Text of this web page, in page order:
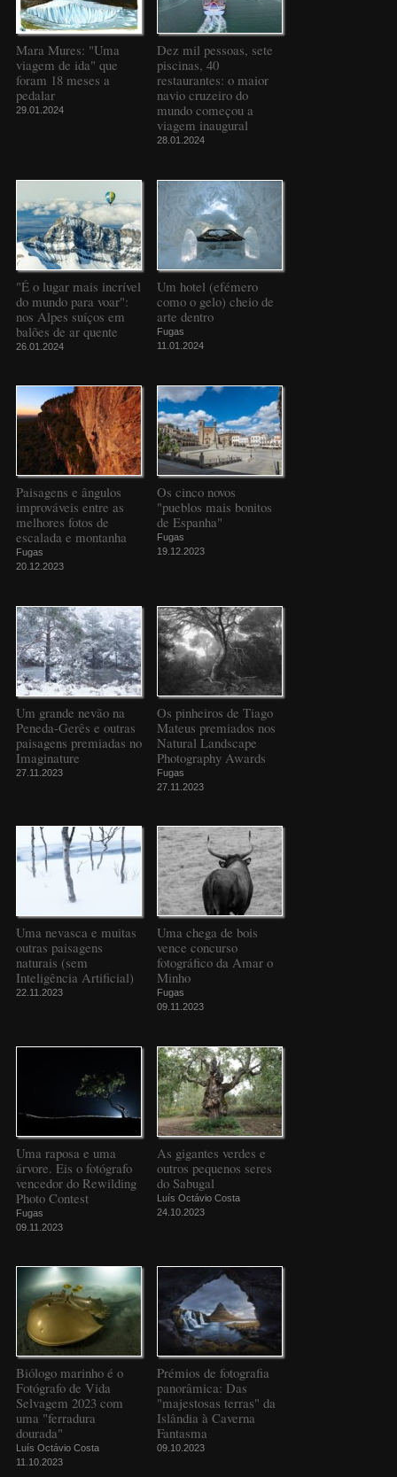
Mara Mures: "Uma
viagem de ida" que
foram 18 meses a
pedalar
29.01.2024
Dez mil pessoas, sete
piscinas, 40
restaurantes: o maior
navio cruzeiro do
mundo começou a
viagem inaugural
28.01.2024
"É o lugar mais incrível
do mundo para voar":
nos Alpes suíços em
balões de ar quente
26.01.2024
Um hotel (efémero
como o gelo) cheio de
arte dentro
Fugas
11.01.2024
Paisagens e ângulos
improváveis entre as
melhores fotos de
escalada e montanha
Fugas
20.12.2023
Os cinco novos
"pueblos mais bonitos
de Espanha"
Fugas
19.12.2023
Um grande nevão na
Peneda-Gerês e outras
paisagens premiadas no
Imaginature
27.11.2023
Os pinheiros de Tiago
Mateus premiados nos
Natural Landscape
Photography Awards
Fugas
27.11.2023
Uma nevasca e muitas
outras paisagens
naturais (sem
Inteligência Artificial)
22.11.2023
Uma chega de bois
vence concurso
fotográfico da Amar o
Minho
Fugas
09.11.2023
Uma raposa e uma
árvore. Eis o fotógrafo
vencedor do Rewilding
Photo Contest
Fugas
09.11.2023
As gigantes verdes e
outros pequenos seres
do Sabugal
Luís Octávio Costa
24.10.2023
Biólogo marinho é o
Fotógrafo de Vida
Selvagem 2023 com
uma "ferradura
dourada"
Luís Octávio Costa
11.10.2023
Prémios de fotografia
panorâmica: Das
"majestosas terras" da
Islândia à Caverna
Fantasma
09.10.2023